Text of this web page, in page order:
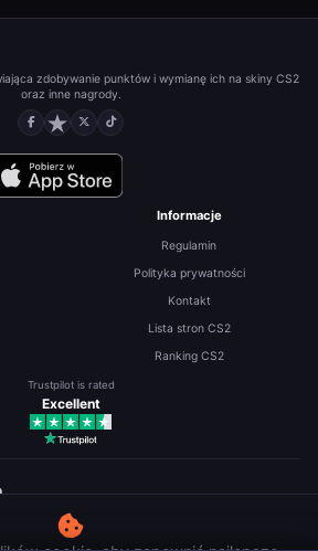
zdobywanie punktów i wymianę ich na skiny CS2
oraz inne nagrody.
Informacje
Regulamin
Polityka prywatności
Kontakt
Lista stron CS2
Ranking CS2
Trustpilot is rated
Excellent
Darmowe Robuxy